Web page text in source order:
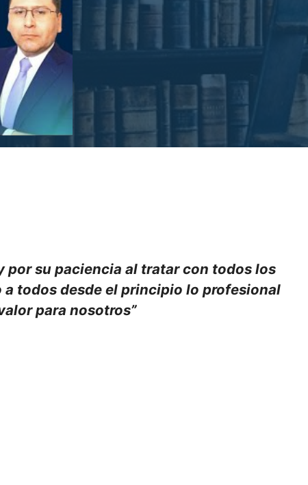
por su paciencia al tratar con todos los
todos desde el principio lo profesional
para nosotros”